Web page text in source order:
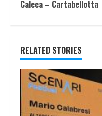
Caleca – Cartabellotta
RELATED STORIES